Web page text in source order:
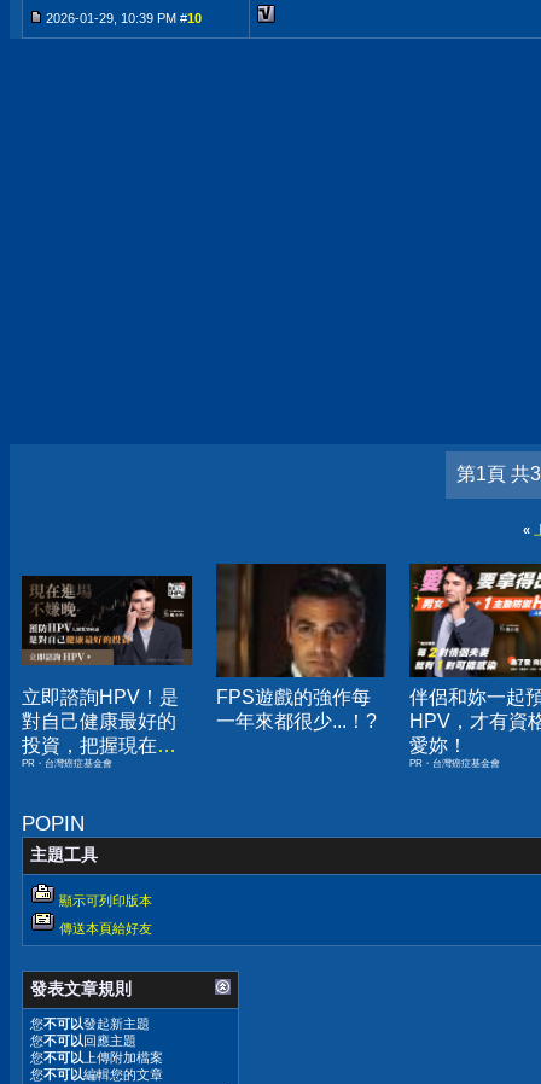
2026-01-29, 10:39 PM #10
第1頁 共
«
立即諮詢HPV！是
對自己健康最好的
投資，把握現在不
嫌晚！
PR・台灣癌症基金會
FPS遊戲的強作每
一年來都很少...！?
伴侶和妳一起
HPV，才有資
愛妳！
PR・台灣癌症基金會
POPIN
主題工具
顯示可列印版本
傳送本頁給好友
發表文章規則
您不可以發起新主題
您不可以回應主題
您不可以 上傳附加檔案
您不可以編輯您的文章